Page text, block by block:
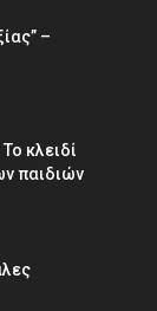
–
κλειδί
παιδιών